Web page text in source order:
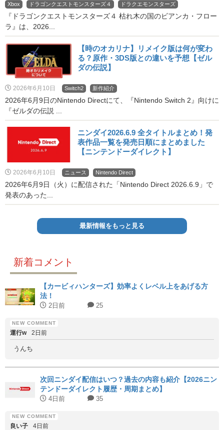
Xbox
ドラゴンクエストモンスターズ４ ドラクエモンスターズ
『ドラゴンクエストモンスターズ４ 枯れ木の国のビアンカ・フロー
ラ』は、2026...
【時のオカリナ】リメイク版は何が変わ
る？原作・3DS版との違いを予想【ゼル
ダの伝説】
2026年6月10日 Switch2 新作紹介
2026年6月9日のNintendo Directにて、『Nintendo Switch 2』向けに
『ゼルダの伝説 ...
ニンダイ2026.6.9 全タイトルまとめ！発
表作品一覧を発売日順にまとめました
【ニンテンドーダイレクト】
2026年6月10日 ニュース Nintendo Direct
2026年6月9日（火）に配信された「Nintendo Direct 2026.6.9」で
発表のあった...
最新情報をもっと見る
新着コメント
【カービィハンターズ】効率よくレベル上をあげる方
法！
2日前 25
運行w 2日前
うんち
次回ニンダイ配信はいつ？過去の内容も紹介【2026ニン
テンドーダイレクト履歴・周期まとめ】
4日前 35
良い子 4日前